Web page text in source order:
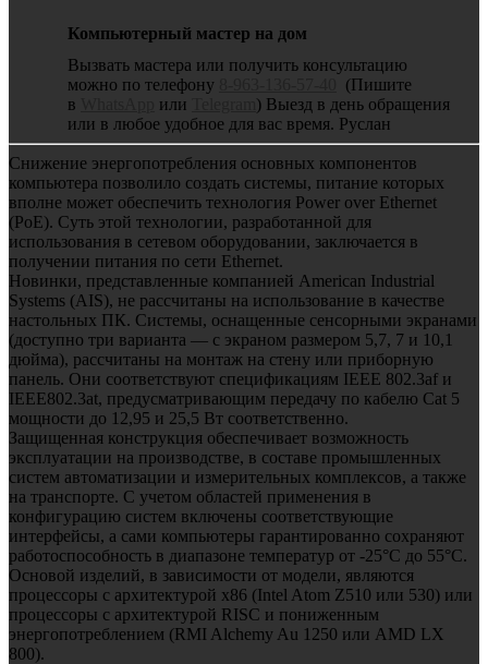
Компьютерный мастер на дом
Вызвать мастера или получить консультацию
можно по телефону
(Пишите
в
или
) Выезд в день обращения
или в любое удобное для вас время. Руслан
Снижение энергопотребления основных компонентов
компьютера позволило создать системы, питание которых
вполне может обеспечить технология Power over Ethernet
(PoE). Суть этой технологии, разработанной для
использования в сетевом оборудовании, заключается в
получении питания по сети Ethernet.
Новинки, представленные компанией American Industrial
Systems (AIS), не рассчитаны на использование в качестве
настольных ПК. Системы, оснащенные сенсорными экранами
(доступно три варианта — с экраном размером 5,7, 7 и 10,1
дюйма), рассчитаны на монтаж на стену или приборную
панель. Они соответствуют спецификациям IEEE 802.3af и
IEEE802.3at, предусматривающим передачу по кабелю Сat 5
мощности до 12,95 и 25,5 Вт соответственно.
Защищенная конструкция обеспечивает возможность
эксплуатации на производстве, в составе промышленных
систем автоматизации и измерительных комплексов, а также
на транспорте. С учетом областей применения в
конфигурацию систем включены соответствующие
интерфейсы, а сами компьютеры гарантированно сохраняют
работоспособность в диапазоне температур от -25°C до 55°C.
Основой изделий, в зависимости от модели, являются
процессоры с архитектурой x86 (Intel Atom Z510 или 530) или
процессоры с архитектурой RISC и пониженным
энергопотреблением (RMI Alchemy Au 1250 или AMD LX
800).